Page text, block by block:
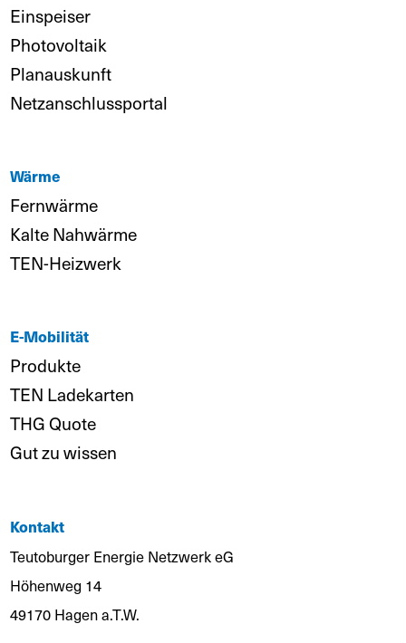
Einspeiser
Photovoltaik
Planauskunft
Netzanschlussportal
Wärme
Fernwärme
Kalte Nahwärme
TEN-Heizwerk
E-Mobilität
Produkte
TEN Ladekarten
THG Quote
Gut zu wissen
Kontakt
Teutoburger Energie Netzwerk eG
Höhenweg 14
49170 Hagen a.T.W.